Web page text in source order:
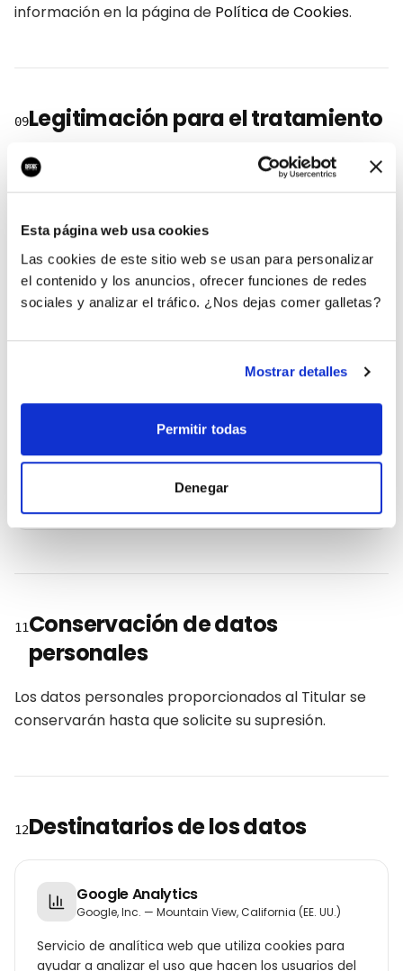
Esta página web usa cookies
Las cookies de este sitio web se usan para personalizar
el contenido y los anuncios, ofrecer funciones de redes
sociales y analizar el tráfico. ¿Nos dejas comer galletas?
Mostrar detalles
Permitir todas
Denegar
información en la página de Política de Cookies.
09Legitimación para el tratamiento
La base legal para el tratamiento de sus datos es:
Las categorías de datos personales que trata el
Datos identificativos.
No se tratan categorías de datos especialmente
protegidos.
11Conservación de datos
personales
Los datos personales proporcionados al Titular se
conservarán hasta que solicite su supresión.
12Destinatarios de los datos
Google Analytics
Google, Inc. — Mountain View, California (EE. UU.)
Servicio de analítica web que utiliza cookies para
ayudar a analizar el uso que hacen los usuarios del